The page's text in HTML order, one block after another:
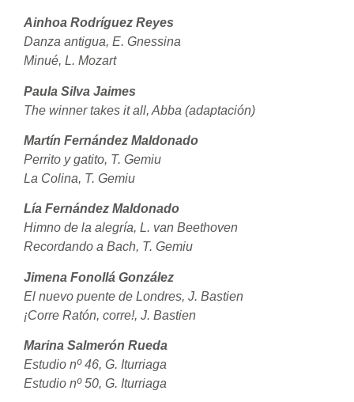
Ainhoa Rodríguez Reyes
Danza antigua, E. Gnessina
Minué, L. Mozart
Paula Silva Jaimes
The winner takes it all, Abba (adaptación)
Martín Fernández Maldonado
Perrito y gatito, T. Gemiu
La Colina, T. Gemiu
Lía Fernández Maldonado
Himno de la alegría, L. van Beethoven
Recordando a Bach, T. Gemiu
Jimena Fonollá González
El nuevo puente de Londres, J. Bastien
¡Corre Ratón, corre!, J. Bastien
Marina Salmerón Rueda
Estudio nº 46, G. Iturriaga
Estudio nº 50, G. Iturriaga